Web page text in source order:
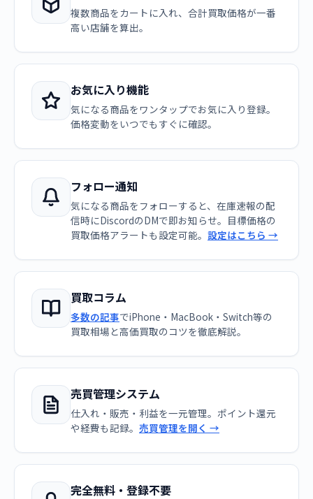
複数商品をカートに入れ、合計買取価格が一番
高い店舗を算出。
お気に入り機能
気になる商品をワンタップでお気に入り登録。
価格変動をいつでもすぐに確認。
フォロー通知
気になる商品をフォローすると、在庫速報の配
信時にDiscordのDMで即お知らせ。目標価格の
買取価格アラートも設定可能。 設定はこちら →
買取コラム
多数の記事でiPhone・MacBook・Switch等の
買取相場と高価買取のコツを徹底解説。
売買管理システム
仕入れ・販売・利益を一元管理。ポイント還元
や経費も記録。 売買管理を開く →
完全無料・登録不要